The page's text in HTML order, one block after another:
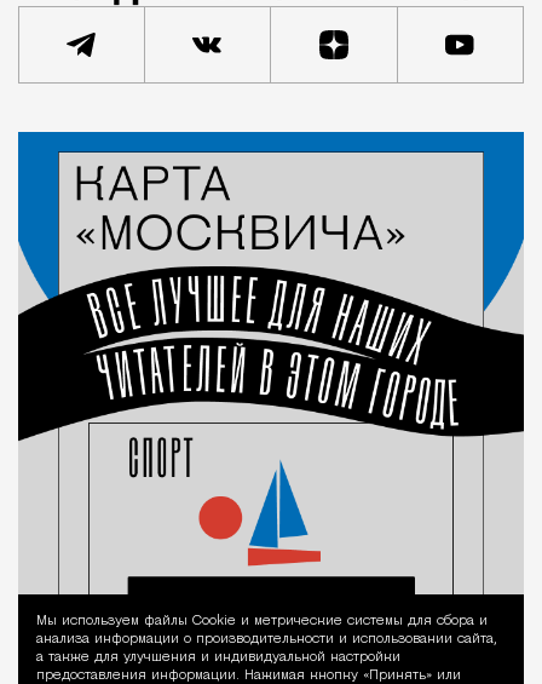
Уведомление
Мы используем файлы Сookie и метрические системы для сбора и
анализа информации о производительности и использовании сайта,
а также для улучшения и индивидуальной настройки
предоставления информации. Нажимая кнопку «Принять» или